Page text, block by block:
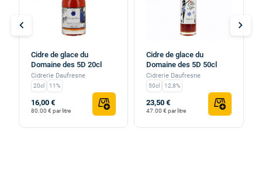
Cidre de glace du
Domaine des 5D 20cl
Cidrerie Daufresne
20cl 11%
16,00 €
80.00 € par litre
Cidre de glace du
Domaine des 5D 50cl
Cidrerie Daufresne
50cl 12,8%
23,50 €
47.00 € par litre
chevron_left chevron_right